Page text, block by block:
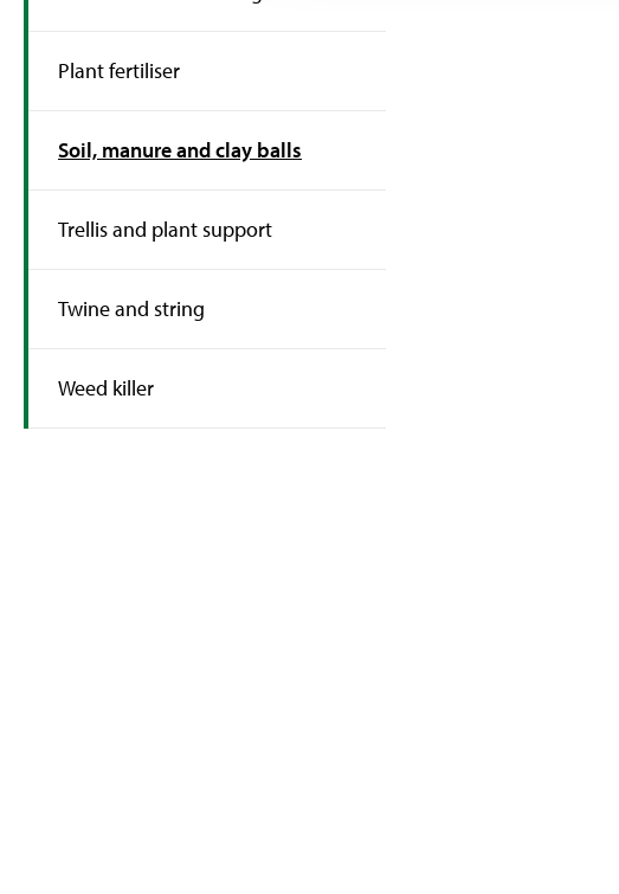
Plant fertiliser
Soil, manure and clay balls
Trellis and plant support
Twine and string
Weed killer